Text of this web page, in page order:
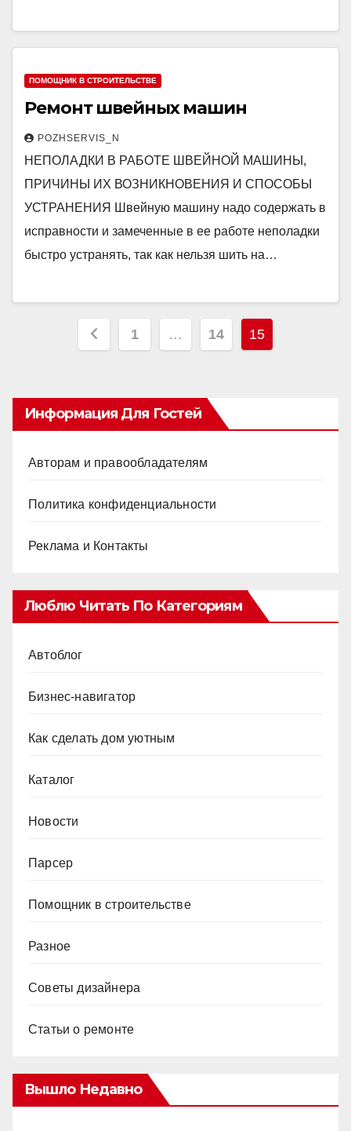
ПОМОЩНИК В СТРОИТЕЛЬСТВЕ
Ремонт швейных машин
POZHSERVIS_N
НЕПОЛАДКИ В РАБОТЕ ШВЕЙНОЙ МАШИНЫ,
ПРИЧИНЫ ИХ ВОЗНИКНОВЕНИЯ И СПОСОБЫ
УСТРАНЕНИЯ Швейную машину надо содержать в
исправности и замеченные в ее работе неполадки
быстро устранять, так как нельзя шить на…
Пагинация
1 … 14 15
Информация Для Гостей
Авторам и правообладателям
Политика конфиденциальности
Реклама и Контакты
Люблю Читать По Категориям
Автоблог
Бизнес-навигатор
Как сделать дом уютным
Каталог
Новости
Парсер
Помощник в строительстве
Разное
Советы дизайнера
Статьи о ремонте
Вышло Недавно